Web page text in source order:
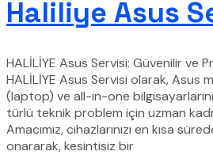
Haliliye Asus
HALİLİYE Asus Servisi: Güvenilir ve
HALİLİYE Asus Servisi olarak, Asus
(laptop) ve all-in-one
türlü teknik problem için uzman
Amacımız, cihazlarınızı en kısa
onararak, kesintisiz bir